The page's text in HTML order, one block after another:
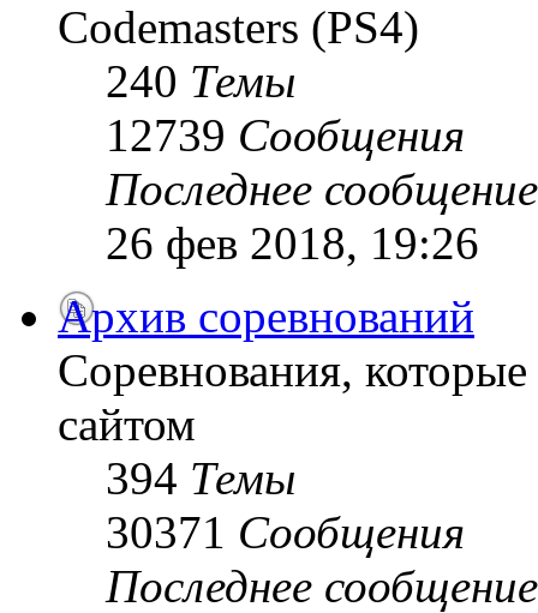
Codemasters (PS4)
240 Темы
12739 Сообщения
Последнее сообщение
26 фев 2018, 19:26
Архив соревнований
Соревнования,
сайтом
394 Темы
30371 Сообщения
Последнее сообщение